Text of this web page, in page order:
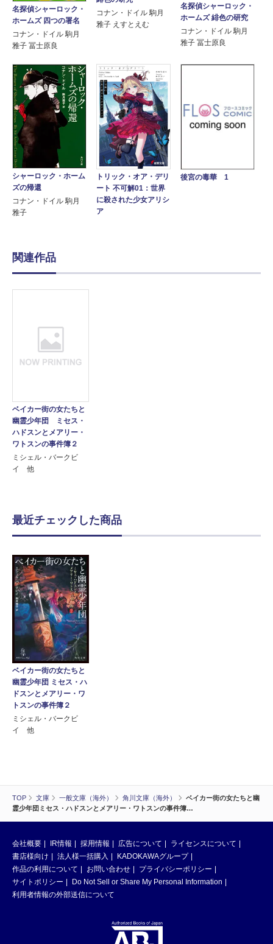
TOP 文庫 一般文庫（海外） 角川文庫（海外）
ベイカー街の女たちと幽
霊少年団ミセス・ハドスンとメアリー・ワトスンの事件簿…
名探偵シャーロック・
ホームズ 四つの署名
コナン・ドイル 駒月
雅子 冨士原良
コナン・ドイル 駒月
雅子 えすとえむ
名探偵シャーロック・
ホームズ 緋色の研究
コナン・ドイル 駒月
雅子 冨士原良
シャーロック・ホーム
ズの帰還
コナン・ドイル 駒月
雅子
トリック・オア・デリ
ート 不可解01：世界
に殺された少女アリシ
ア
後宮の毒華 1
関連作品
ベイカー街の女たちと
幽霊少年団 ミセス・
ハドスンとメアリー・
ワトスンの事件簿２
ミシェル・バークビ
イ 他
最近チェックした商品
ベイカー街の女たちと
幽霊少年団 ミセス・ハ
ドスンとメアリー・ワ
トスンの事件簿２
ミシェル・バークビ
イ 他
会社概要 IR情報 採用情報 広告について
ライセンスについて
書店様向け
法人様一括購入
KADOKAWAグループ
作品の利用について
お問い合わせ
プライバシーポリシー
サイトポリシー
Do Not Sell or Share My Personal Information
利用者情報の外部送信について